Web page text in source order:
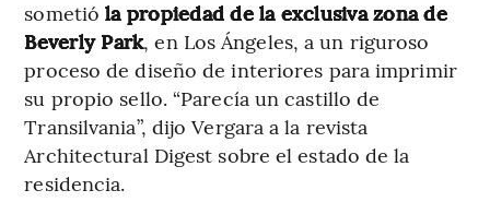
sometióla propiedad de la exclusiva zona de
Beverly Park, en Los Ángeles, a un riguroso
proceso de diseño de interiores para imprimir
su propio sello. “Parecía un castillo de
Transilvania”, dijo Vergara a la revista
Architectural Digest sobre el estado de la
residencia.